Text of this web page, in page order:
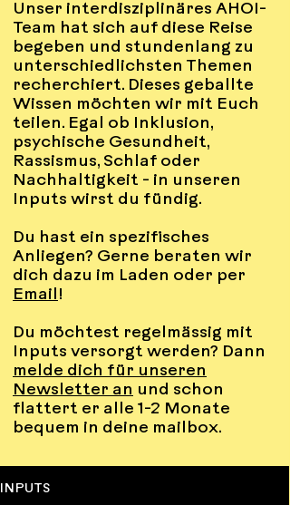
Unser interdisziplinäres AHOI-
Team hat sich auf diese Reise
begeben und stundenlang zu
unterschiedlichsten Themen
recherchiert. Dieses geballte
Wissen möchten wir mit Euch
teilen. Egal ob Inklusion,
psychische Gesundheit,
Rassismus, Schlaf oder
Nachhaltigkeit - in unseren
Inputs wirst du fündig.
Du hast ein spezifisches
Anliegen? Gerne beraten wir
dich dazu im Laden oder per
Email !
Du möchtest regelmässig mit
Inputs versorgt werden? Dann
melde dich für unseren
Newsletter an und schon
flattert er alle 1-2 Monate
bequem in deine mailbox.
INPUTS